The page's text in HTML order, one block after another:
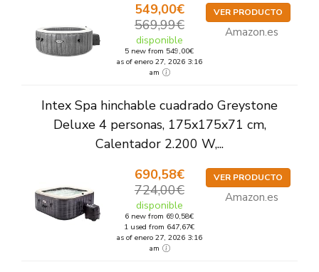
549,00€
569,99€
disponible
5 new from 549,00€
as of enero 27, 2026 3:16
am
VER PRODUCTO
Amazon.es
Intex Spa hinchable cuadrado Greystone
Deluxe 4 personas, 175x175x71 cm,
Calentador 2.200 W,...
690,58€
724,00€
disponible
6 new from 690,58€
1 used from 647,67€
as of enero 27, 2026 3:16
am
VER PRODUCTO
Amazon.es